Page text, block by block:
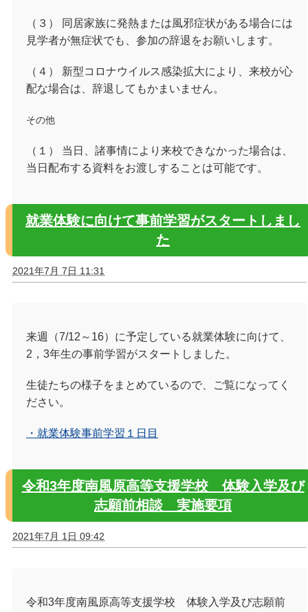
（３） 同居家族に発熱または風邪症状がある場合には
見学者が無症状でも、参加の辞退をお願いします。
（４） 新型コロナウイルス感染拡大により、来校が心
配な場合は、辞退してもかまいません。
その他
（１） 当日、諸事情により来校できなかった場合は、
当日配布する資料をお渡しすることは可能です。
就業体験に向けて事前学習がスタートしまし
た
2021年7月 7日 11:31
来週（7/12～16）に予定している就業体験に向けて、
2，3年生の事前学習がスタートしました。
生徒たちの様子をまとめているので、ご覧になってく
ださい。
・就業体験事前学習１日目
令和3年度南風原高等支援学校 体験入学及び
志願前相談 実施要項
2021年7月 1日 09:42
令和3年度南風原高等支援学校 体験入学及び志願前